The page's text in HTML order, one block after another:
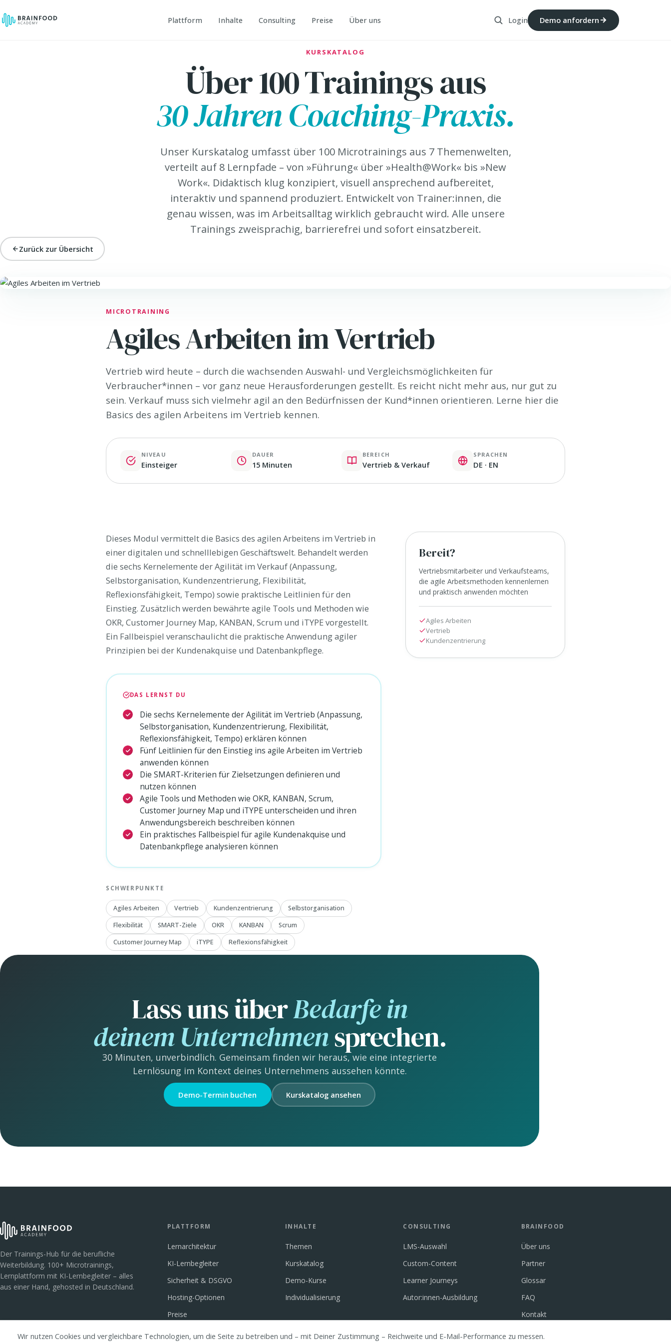
Plattform Inhalte Consulting Preise Über uns Login Demo anfordern
KURSKATALOG
Über 100 Trainings aus
30 Jahren Coaching-Praxis.
Unser Kurskatalog umfasst über 100 Microtrainings aus 7 Themenwelten,
verteilt auf 8 Lernpfade – von »Führung« über »Health@Work« bis »New
Work«. Didaktisch klug konzipiert, visuell ansprechend aufbereitet,
interaktiv und spannend produziert. Entwickelt von Trainer:innen, die
genau wissen, was im Arbeitsalltag wirklich gebraucht wird. Alle unsere
Trainings zweisprachig, barrierefrei und sofort einsatzbereit.
Zurück zur Übersicht
MICROTRAINING
Agiles Arbeiten im Vertrieb
Vertrieb wird heute – durch die wachsenden Auswahl- und Vergleichsmöglichkeiten für
Verbraucher*innen – vor ganz neue Herausforderungen gestellt. Es reicht nicht mehr aus, nur gut zu
sein. Verkauf muss sich vielmehr agil an den Bedürfnissen der Kund*innen orientieren. Lerne hier die
Basics des agilen Arbeitens im Vertrieb kennen.
NIVEAU
Einsteiger
DAUER
15 Minuten
BEREICH
Vertrieb & Verkauf
SPRACHEN
DE · EN
Dieses Modul vermittelt die Basics des agilen Arbeitens im Vertrieb in
einer digitalen und schnelllebigen Geschäftswelt. Behandelt werden
die sechs Kernelemente der Agilität im Verkauf (Anpassung,
Selbstorganisation, Kundenzentrierung, Flexibilität,
Reflexionsfähigkeit, Tempo) sowie praktische Leitlinien für den
Einstieg. Zusätzlich werden bewährte agile Tools und Methoden wie
OKR, Customer Journey Map, KANBAN, Scrum und iTYPE vorgestellt.
Ein Fallbeispiel veranschaulicht die praktische Anwendung agiler
Prinzipien bei der Kundenakquise und Datenbankpflege.
DAS LERNST DU
Die sechs Kernelemente der Agilität im Vertrieb (Anpassung,
Selbstorganisation, Kundenzentrierung, Flexibilität,
Reflexionsfähigkeit, Tempo) erklären können
Fünf Leitlinien für den Einstieg ins agile Arbeiten im Vertrieb
anwenden können
Die SMART-Kriterien für Zielsetzungen definieren und
nutzen können
Agile Tools und Methoden wie OKR, KANBAN, Scrum,
Customer Journey Map und iTYPE unterscheiden und ihren
Anwendungsbereich beschreiben können
Ein praktisches Fallbeispiel für agile Kundenakquise und
Datenbankpflege analysieren können
SCHWERPUNKTE
Agiles Arbeiten Vertrieb Kundenzentrierung
Selbstorganisation
Flexibilität
SMART-Ziele OKR KANBAN
Scrum
Customer Journey Map
iTYPE Reflexionsfähigkeit
Bereit?
Vertriebsmitarbeiter und Verkaufsteams,
die agile Arbeitsmethoden kennenlernen
und praktisch anwenden möchten
Agiles Arbeiten
Vertrieb
Kundenzentrierung
Lass uns überBedarfe in
deinem Unternehmensprechen.
30 Minuten, unverbindlich. Gemeinsam finden wir heraus, wie eine integrierte
Lernlösung im Kontext deines Unternehmens aussehen könnte.
Demo-Termin buchen Kurskatalog ansehen
Der Trainings-Hub für die berufliche
Weiterbildung. 100+ Microtrainings,
Lernplattform mit KI-Lernbegleiter – alles
aus einer Hand, gehosted in Deutschland.
PLATTFORM
Lernarchitektur
KI-Lernbegleiter
Sicherheit & DSGVO
Hosting-Optionen
Preise
INHALTE
Themen
Kurskatalog
Demo-Kurse
Individualisierung
CONSULTING
LMS-Auswahl
Custom-Content
Learner Journeys
Autor:innen-Ausbildung
BRAINFOOD
Über uns
Partner
Glossar
FAQ
Kontakt
Wir nutzen Cookies und vergleichbare Technologien, um die Seite zu betreiben und – mit Deiner Zustimmung – Reichweite und E-Mail-Performance zu messen.